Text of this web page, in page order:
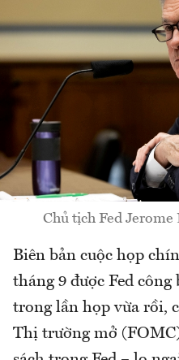
Chủ tịch Fed
Biên bản cuộc họp
tháng 9 được Fed công
trong lần họp vừa rồi,
Thị trường mở